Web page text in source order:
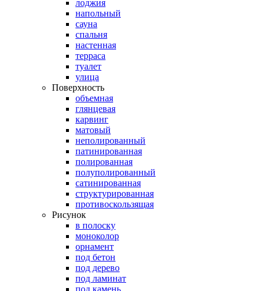
лоджия
напольный
сауна
спальня
настенная
терраса
туалет
улица
Поверхность
объемная
глянцевая
карвинг
матовый
неполированный
патинированная
полированная
полуполированный
сатинированная
структурированная
противоскользящая
Рисунок
в полоску
моноколор
орнамент
под бетон
под дерево
под ламинат
под камень